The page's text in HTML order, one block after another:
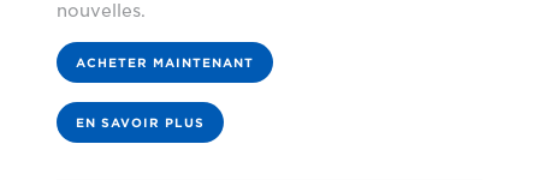
nouvelles.
ACHETER MAINTENANT
EN SAVOIR PLUS